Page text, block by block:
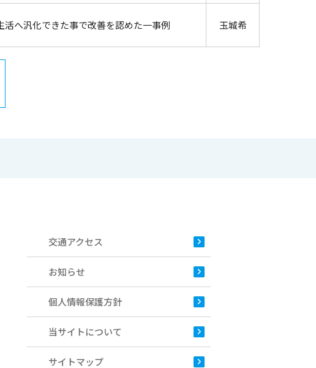
へ汎化できた事で改善を認めた一事例 玉城希
交通アクセス
お知らせ
個人情報保護方針
当サイトについて
サイトマップ